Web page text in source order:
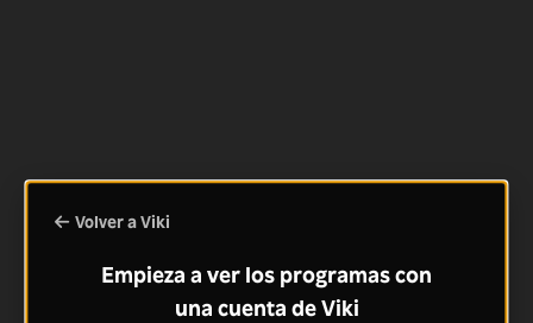
Volver a Viki
Empieza a ver los programas con
una cuenta de Viki